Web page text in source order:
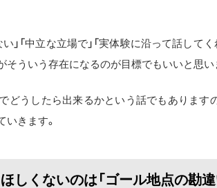
」「中立な立場で」「実体験に沿って話して
そういう存在になるのが目標でもいいと思い
どうしたら出来るかという話でもあります
いきます。
しくないのは「ゴール地点の勘違